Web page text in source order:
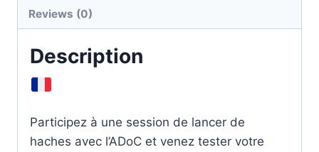
Reviews (0)
Description
Participez à une session de lancer de
haches avec l’ADoC et venez tester votre